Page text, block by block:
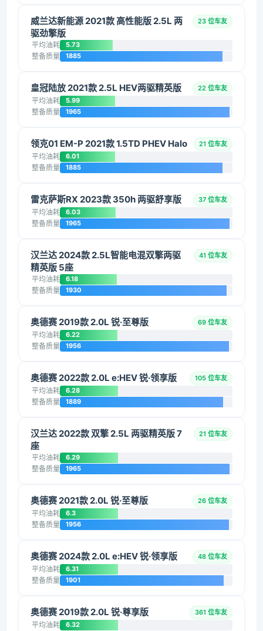
威兰达新能源 2021款 高性能版 2.5L 两
驱劲擎版
23 位车友
平均油耗 5.73
整备质量 1885
皇冠陆放 2021款 2.5L HEV两驱精英版 22 位车友
平均油耗 5.99
整备质量 1965
领克01 EM-P 2021款 1.5TD PHEV Halo 21 位车友
平均油耗 6.01
整备质量 1885
雷克萨斯RX 2023款 350h 两驱舒享版 37 位车友
平均油耗 6.03
整备质量 1965
汉兰达 2024款 2.5L智能电混双擎两驱
精英版 5座
41 位车友
平均油耗 6.18
整备质量 1930
奥德赛 2019款 2.0L 锐·至尊版 69 位车友
平均油耗 6.22
整备质量 1956
奥德赛 2022款 2.0L e:HEV 锐·领享版 105 位车友
平均油耗 6.28
整备质量 1889
汉兰达 2022款 双擎 2.5L 两驱精英版 7
座
21 位车友
平均油耗 6.29
整备质量 1965
奥德赛 2021款 2.0L 锐·至尊版 26 位车友
平均油耗 6.3
整备质量 1956
奥德赛 2024款 2.0L e:HEV 锐·领享版 48 位车友
平均油耗 6.31
整备质量 1901
奥德赛 2019款 2.0L 锐·尊享版 361 位车友
平均油耗 6.32